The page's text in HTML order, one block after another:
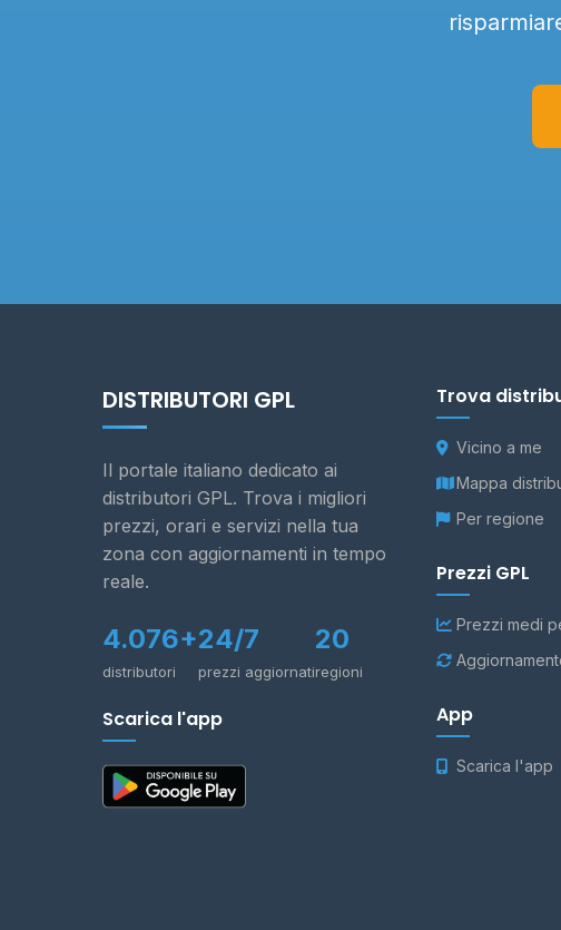
DISTRIBUTORI GPL
Il portale italiano dedicato ai
distributori GPL. Trova i migliori
prezzi, orari e servizi nella tua
zona con aggiornamenti in tempo
reale.
4.076+
distributori
24/7
prezzi aggiornati
20
regioni
Scarica l'app
Trova
Vicino a me
Mappa
Per regione
Prezzi GPL
Prezzi medi
App
Scarica l'app